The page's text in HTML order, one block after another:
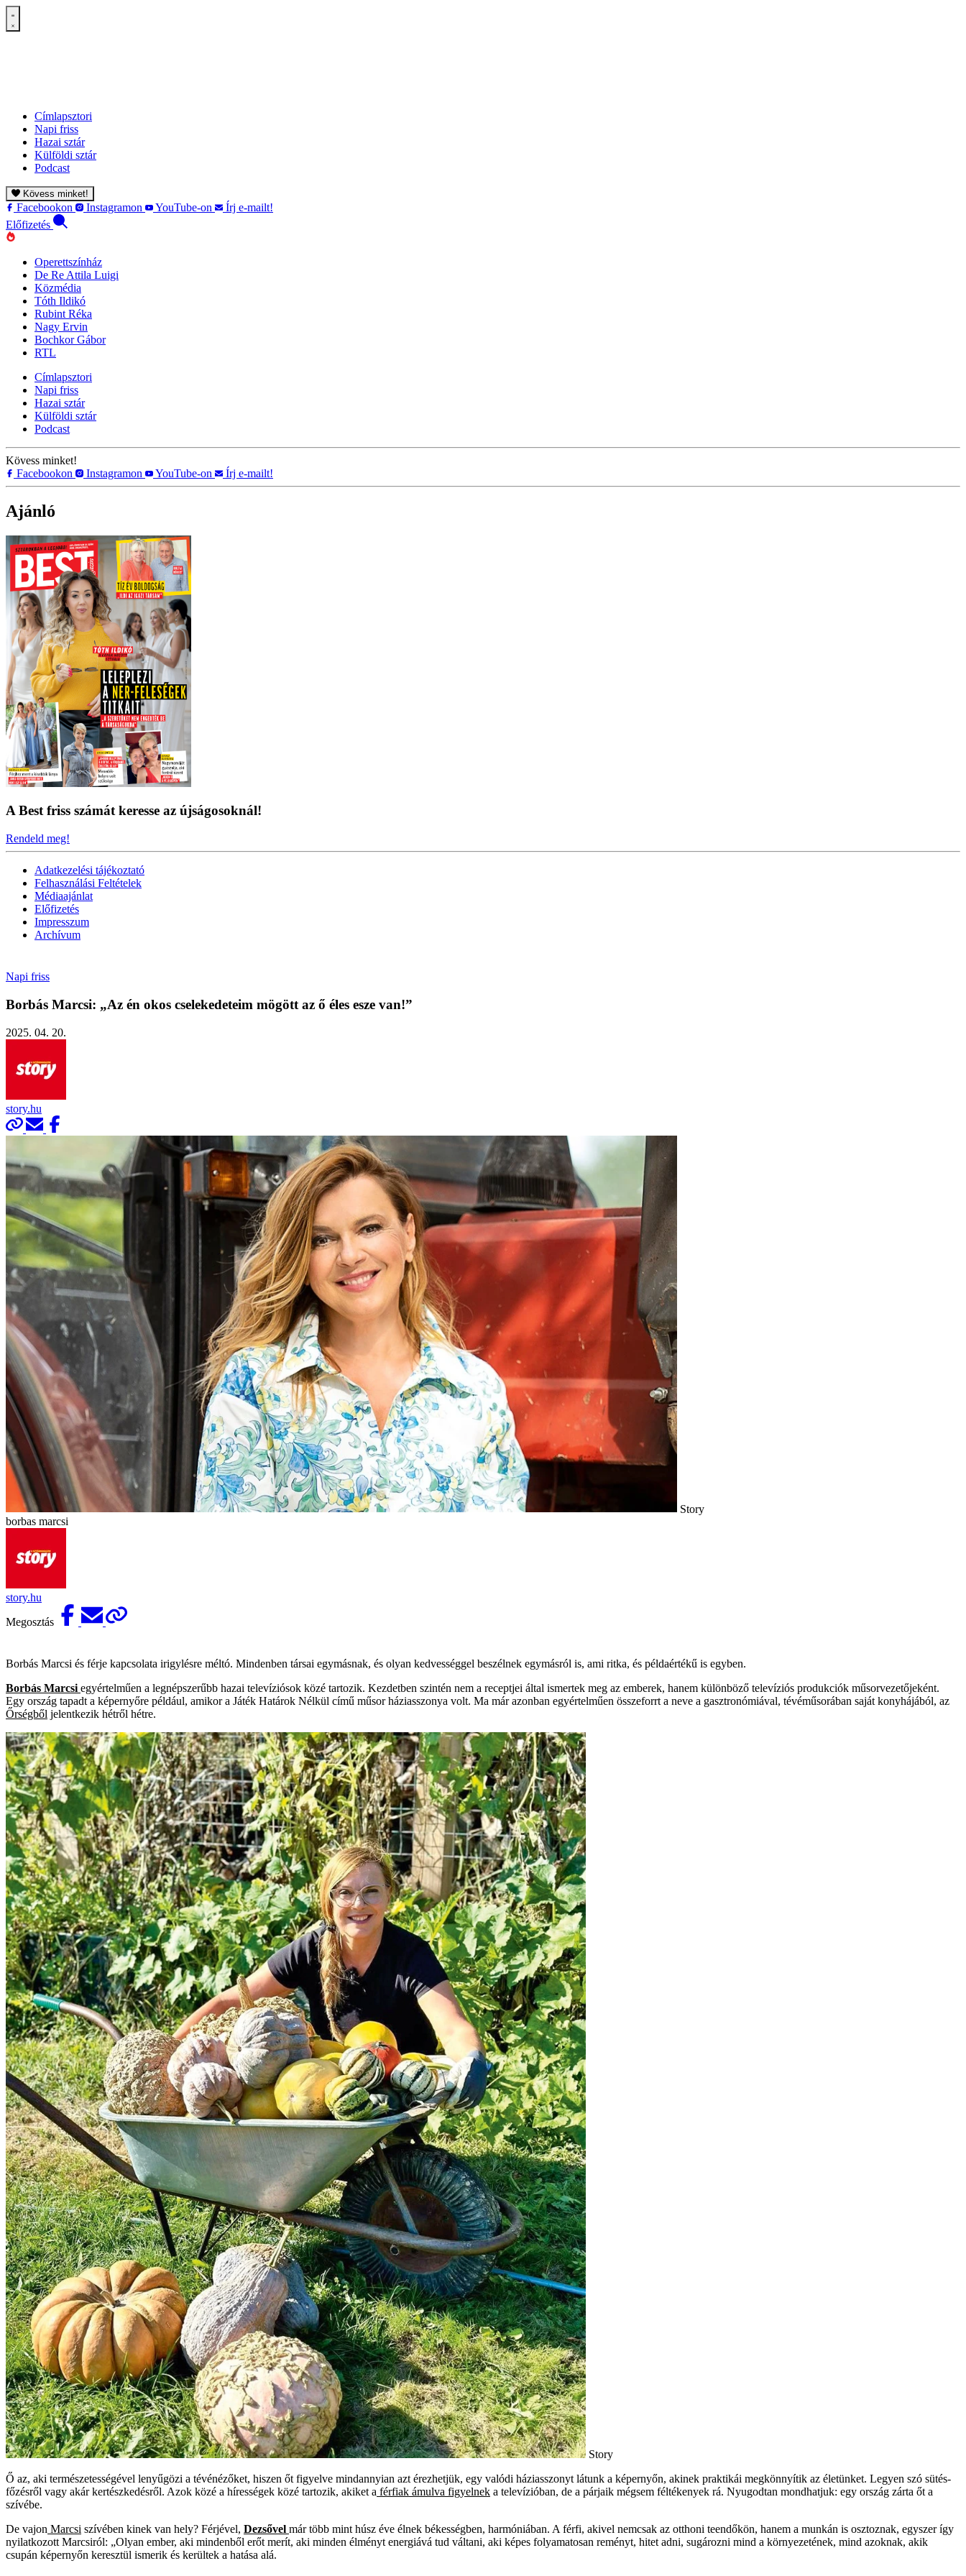
Címlapsztori
Napi friss
Hazai sztár
Külföldi sztár
Podcast
Kövess minket!
Facebookon Instagramon YouTube-on
Írj e-mailt!
Előfizetés
Operettszínház
De Re Attila Luigi
Közmédia
Tóth Ildikó
Rubint Réka
Nagy Ervin
Bochkor Gábor
RTL
Címlapsztori
Napi friss
Hazai sztár
Külföldi sztár
Podcast
Kövess minket!
Facebookon
Instagramon YouTube-on Írj e-mailt!
Ajánló
A Best friss számát keresse az újságosoknál!
Rendeld meg!
Adatkezelési tájékoztató
Felhasználási Feltételek
Médiaajánlat
Előfizetés
Impresszum
Archívum
Napi friss
Borbás Marcsi: „Az én okos cselekedeteim mögött az ő éles esze van!”
2025. 04. 20.
story.hu
Story
borbas marcsi
story.hu
Megosztás
Borbás Marcsi és férje kapcsolata irigylésre méltó. Mindenben társai egymásnak, és olyan kedvességgel beszélnek egymásról is, ami ritka, és példaértékű is egyben.
Borbás Marcsi egyértelműen a legnépszerűbb hazai televíziósok közé tartozik. Kezdetben szintén nem a receptjei által ismertek meg az emberek, hanem különböző televíziós produkciók műsorvezetőjeként.
Egy ország tapadt a képernyőre például, amikor a Játék Határok Nélkül című műsor háziasszonya volt. Ma már azonban egyértelműen összeforrt a neve a gasztronómiával, tévéműsorában saját konyhájából, az
Őrségből jelentkezik hétről hétre.
Story
Ő az, aki természetességével lenyűgözi a tévénézőket, hiszen őt figyelve mindannyian azt érezhetjük, egy valódi háziasszonyt látunk a képernyőn, akinek praktikái megkönnyítik az életünket. Legyen szó sütés-
főzésről vagy akár kertészkedésről. Azok közé a hírességek közé tartozik, akiket a férfiak ámulva figyelnek a televízióban, de a párjaik mégsem féltékenyek rá. Nyugodtan mondhatjuk: egy ország zárta őt a
szívébe.
De vajon Marcsi szívében kinek van hely? Férjével, Dezsővel már több mint húsz éve élnek békességben, harmóniában. A férfi, akivel nemcsak az otthoni teendőkön, hanem a munkán is osztoznak, egyszer így
nyilatkozott Marcsiról: „Olyan ember, aki mindenből erőt merít, aki minden élményt energiává tud váltani, aki képes folyamatosan reményt, hitet adni, sugározni mind a környezetének, mind azoknak, akik
csupán képernyőn keresztül ismerik és kerültek a hatása alá.